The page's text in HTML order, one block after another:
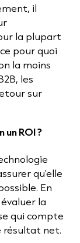
il
la plupart
pour quoi
la moins
les
sur
un ROI ?
qu'elle
En
la
qui compte
résultat net.